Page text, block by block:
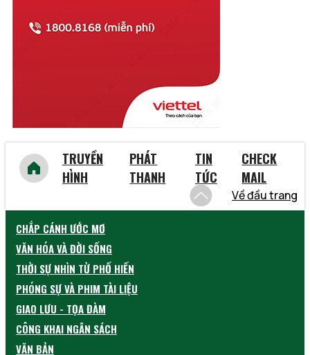
Vĩnh Phúc
Vũng Tàu
TRUYỀN
HÌNH
PHÁT
THANH
TIN
TỨC
CHECK
MAIL
Về đầu trang
CHẮP CÁNH ƯỚC MƠ
VĂN HÓA VÀ ĐỜI SỐNG
THỜI SỰ NHÌN TỪ PHỐ HIẾN
PHÓNG SỰ VÀ PHIM TÀI LIỆU
GIAO LƯU - TỌA ĐÀM
CÔNG KHAI NGÂN SÁCH
VĂN BẢN